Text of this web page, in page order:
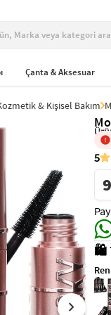
Çanta & Aksesuar
& Kişisel Bakım
chevron_right
5
🛍️